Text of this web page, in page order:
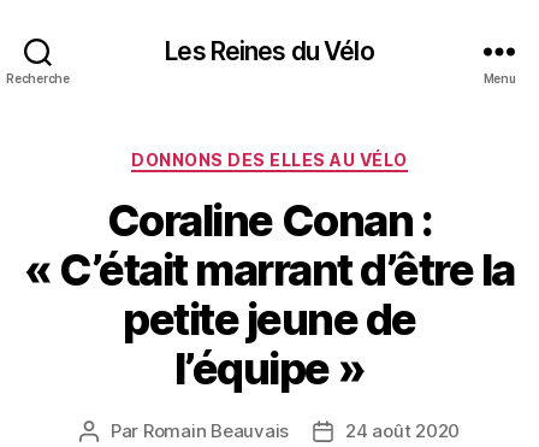
Recherche
Les Reines du Vélo
Menu
Catégories
DONNONS DES ELLES AU VÉLO
Coraline Conan :
« C’était marrant d’être la
petite jeune de
l’équipe »
Auteur
Par Romain Beauvais
Date24 août 2020